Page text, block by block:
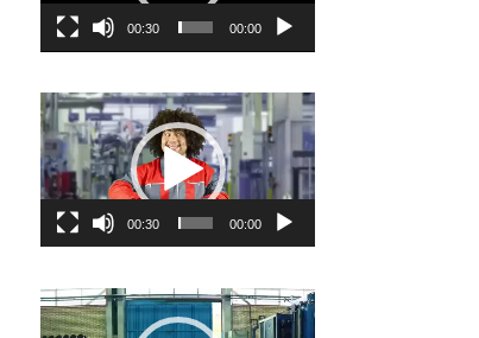
00:00
00:30
نمایشگر
ویدیو
00:00
00:30
نمایشگر
ویدیو